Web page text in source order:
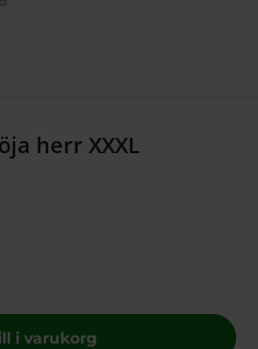
herr XXXL
i varukorg